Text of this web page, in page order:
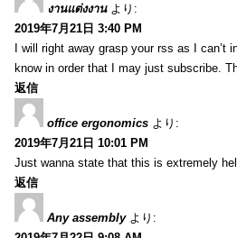
งานแต่งงาน より:
2019年7月21日 3:40 PM
I will right away grasp your rss as I can’t
know in order that I may just subscribe.
返信
office ergonomics より:
2019年7月21日 10:01 PM
Just wanna state that this is extremely
返信
Any assembly より: